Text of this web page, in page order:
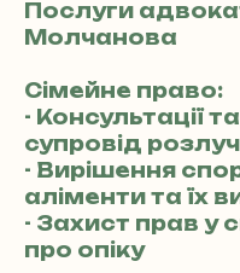
Послуги
Молчанова
Сімейне право:
- Консультації та
супровід
- Вирішення
аліменти та їх
- Захист прав у
про опіку